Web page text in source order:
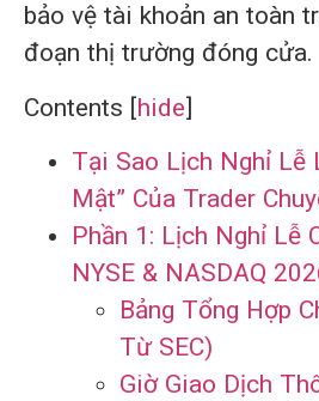
bảo vệ tài khoản an toàn
đoạn thị trường đóng cửa.
Contents [hide]
Tại Sao Lịch Nghỉ Lễ
Mật” Của Trader
Phần 1: Lịch Nghỉ Lễ
NYSE & NASDAQ
Bảng Tổng Hợp
Từ SEC)
Giờ Giao Dịch